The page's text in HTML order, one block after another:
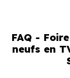
achat
(49400)
FAQ -
neufs en